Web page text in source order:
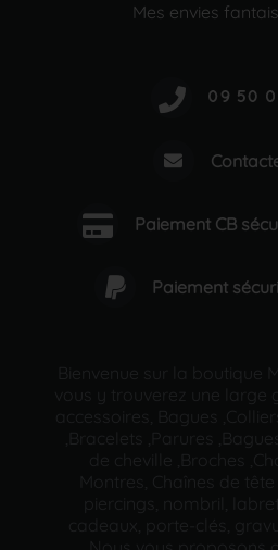
Mes envies
Paiement CB
Paiement